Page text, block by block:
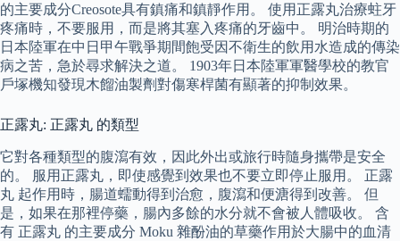
的主要成分Creosote具有鎮痛和鎮靜作用。 使用正露丸治療蛀牙
疼痛時，不要服用，而是將其塞入疼痛的牙齒中。 明治時期的
日本陸軍在中日甲午戰爭期間飽受因不衛生的飲用水造成的傳染
病之苦，急於尋求解決之道。 1903年日本陸軍軍醫學校的教官
戶塚機知發現木餾油製劑對傷寒桿菌有顯著的抑制效果。
正露丸: 正露丸 的類型
它對各種類型的腹瀉有效，因此外出或旅行時隨身攜帶是安全
的。 服用正露丸，即使感覺到效果也不要立即停止服用。 正露
丸 起作用時，腸道蠕動得到治愈，腹瀉和便溏得到改善。 但
是，如果在那裡停藥，腸內多餘的水分就不會被人體吸收。 含
有 正露丸 的主要成分 Moku 雜酚油的草藥作用於大腸中的血清